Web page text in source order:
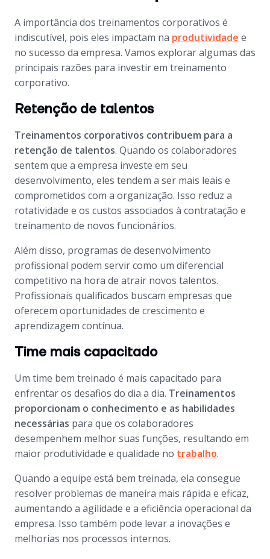
A importância dos treinamentos corporativos é
indiscutível, pois eles impactam na produtividade e
no sucesso da empresa. Vamos explorar algumas das
principais razões para investir em treinamento
corporativo.
Retenção de talentos
Treinamentos corporativos contribuem para a
retenção de talentos. Quando os colaboradores
sentem que a empresa investe em seu
desenvolvimento, eles tendem a ser mais leais e
comprometidos com a organização. Isso reduz a
rotatividade e os custos associados à contratação e
treinamento de novos funcionários.
Além disso, programas de desenvolvimento
profissional podem servir como um diferencial
competitivo na hora de atrair novos talentos.
Profissionais qualificados buscam empresas que
oferecem oportunidades de crescimento e
aprendizagem contínua.
Time mais capacitado
Um time bem treinado é mais capacitado para
enfrentar os desafios do dia a dia. Treinamentos
proporcionam o conhecimento e as habilidades
necessárias para que os colaboradores
desempenhem melhor suas funções, resultando em
maior produtividade e qualidade no trabalho.
Quando a equipe está bem treinada, ela consegue
resolver problemas de maneira mais rápida e eficaz,
aumentando a agilidade e a eficiência operacional da
empresa. Isso também pode levar a inovações e
melhorias nos processos internos.